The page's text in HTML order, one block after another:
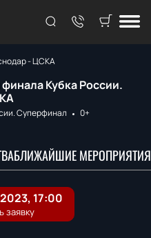
- ЦСКА
Кубка России.
Суперфинал
0+
БЛИЖАЙШИЕ МЕРОПРИЯТИЯ